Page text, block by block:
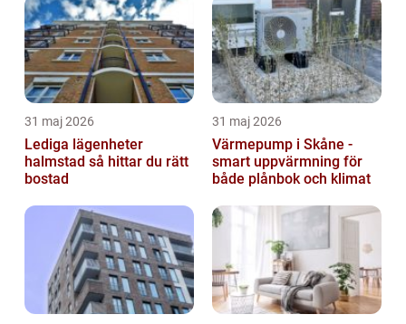
31 maj 2026
Lediga lägenheter
halmstad så hittar du rätt
bostad
31 maj 2026
Värmepump i Skåne -
smart uppvärmning för
både plånbok och klimat